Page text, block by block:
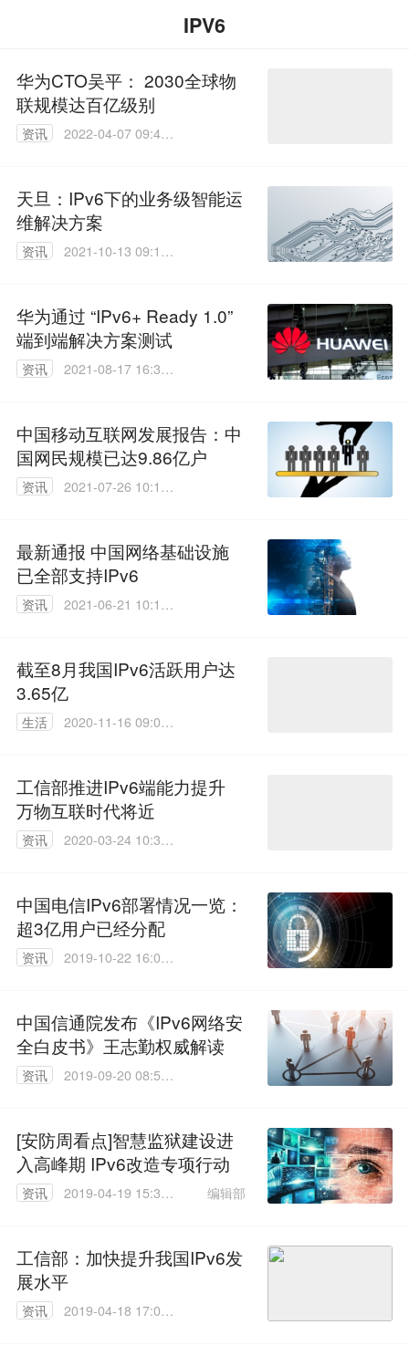
IPV6
华为CTO吴平： 2030全球物
联规模达百亿级别
资讯
2022-04-07 09:41:
天旦：IPv6下的业务级智能运
维解决方案
资讯
2021-10-13 09:10:
华为通过 “IPv6+ Ready 1.0”
端到端解决方案测试
资讯
2021-08-17 16:36:
中国移动互联网发展报告：中
国网民规模已达9.86亿户
资讯
2021-07-26 10:18:
最新通报 中国网络基础设施
已全部支持IPv6
资讯
2021-06-21 10:15:
截至8月我国IPv6活跃用户达
3.65亿
生活
2020-11-16 09:02:
工信部推进IPv6端能力提升
万物互联时代将近
资讯
2020-03-24 10:30:
中国电信IPv6部署情况一览：
超3亿用户已经分配
资讯
2019-10-22 16:07:
中国信通院发布《IPv6网络安
全白皮书》王志勤权威解读
资讯
2019-09-20 08:53:
[安防周看点]智慧监狱建设进
入高峰期 IPv6改造专项行动
资讯
2019-04-19 15:33:
编辑部
工信部：加快提升我国IPv6发
展水平
资讯
2019-04-18 17:09: